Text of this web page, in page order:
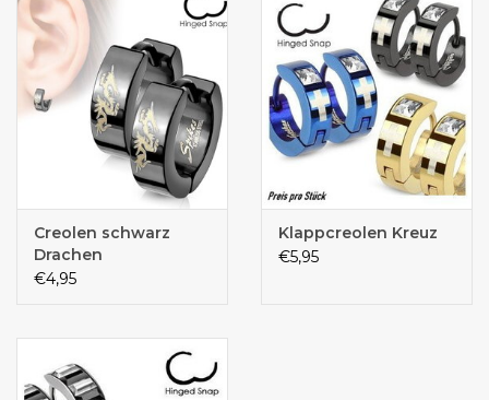
Creolen schwarz
Drachen
€4,95
Klappcreolen Kreuz
€5,95